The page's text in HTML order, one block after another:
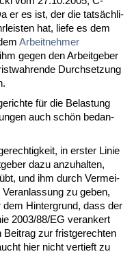
er es ist, der die tatsächli­
hat, lie­fe es dem
Ar­beit­neh­mer
ge­gen den Ar­beit­ge­ber
Durch­set­zung
für die Be­las­tung
auch schön be­dan­
in ers­ter Li­nie
da­zu an­zu­hal­ten,
und ihm durch Ver­mei­
zu ge­ben,
Hin­ter­grund, dass der
2003/88/EG ver­an­kert
zur frist­ge­rech­ten
hier nicht ver­tieft zu